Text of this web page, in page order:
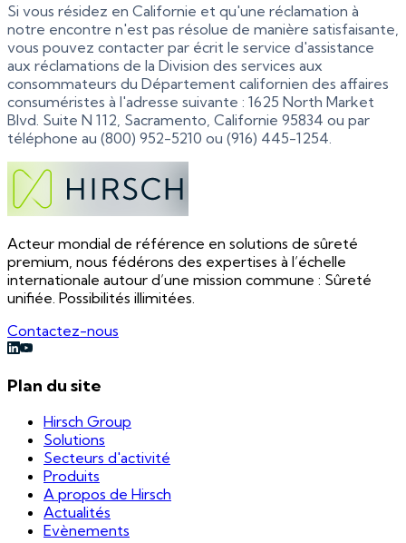
Si vous résidez en Californie et qu'une réclamation à
notre encontre n'est pas résolue de manière satisfaisante,
vous pouvez contacter par écrit le service d'assistance
aux réclamations de la Division des services aux
consommateurs du Département californien des affaires
consuméristes à l'adresse suivante : 1625 North Market
Blvd. Suite N 112, Sacramento, Californie 95834 ou par
téléphone au (800) 952-5210 ou (916) 445-1254.
Acteur mondial de référence en solutions de sûreté
premium, nous fédérons des expertises à l’échelle
internationale autour d’une mission commune : Sûreté
unifiée. Possibilités illimitées.
Contactez-nous
Plan du site
Hirsch Group
Solutions
Secteurs d'activité
Produits
A propos de Hirsch
Actualités
Evènements